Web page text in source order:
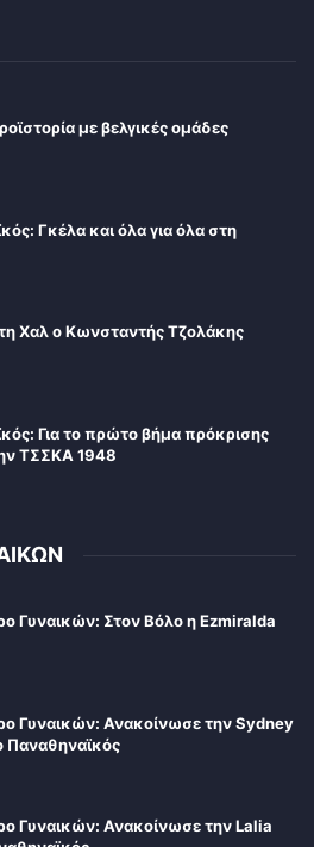
με βελγικές ομάδες
Γκέλα και όλα για όλα στη
Χαλ ο Κωνσταντής Τζολάκης
Για το πρώτο βήμα πρόκρισης
ΤΣΣΚΑ 1948
Γυναικών: Στον Βόλο η Ezmiralda
Γυναικών: Ανακοίνωσε την Sydney
Παναθηναϊκός
Γυναικών: Ανακοίνωσε την Lalia